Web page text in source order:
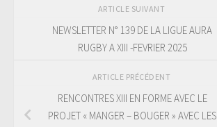
ARTICLE SUIVANT
NEWSLETTER N° 139 DE LA LIGUE AURA
RUGBY A XIII -FEVRIER 2025
ARTICLE PRÉCÉDENT
RENCONTRES XIII EN FORME AVEC LE
PROJET « MANGER – BOUGER » AVEC LES